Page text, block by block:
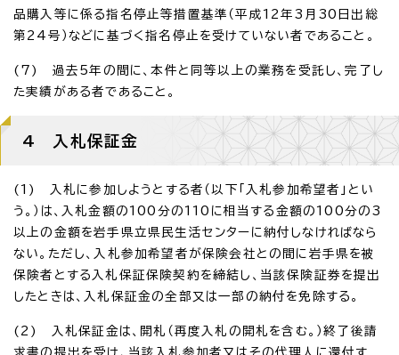
品購入等に係る指名停止等措置基準（平成12年3月30日出総
第24号）などに基づく指名停止を受けていない者であること。
(7) 過去5年の間に、本件と同等以上の業務を受託し、完了し
た実績がある者であること。
4 入札保証金
(1) 入札に参加しようとする者（以下「入札参加希望者」とい
う。）は、入札金額の100分の110に相当する金額の100分の3
以上の金額を岩手県立県民生活センターに納付しなければなら
ない。ただし、入札参加希望者が保険会社との間に岩手県を被
保険者とする入札保証保険契約を締結し、当該保険証券を提出
したときは、入札保証金の全部又は一部の納付を免除する。
(2) 入札保証金は、開札（再度入札の開札を含む。）終了後請
求書の提出を受け、当該入札参加者又はその代理人に還付す